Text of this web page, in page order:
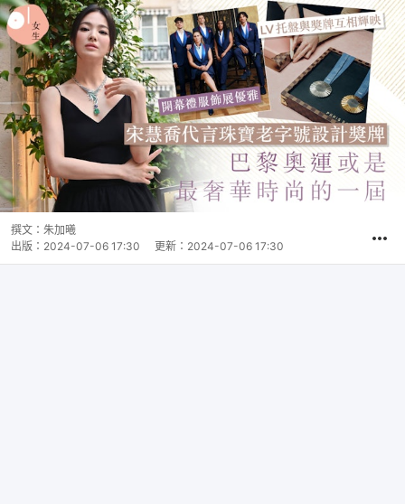
撰文： 朱加曦
出版： 2024-07-06 17:30 更新： 2024-07-06 17:30